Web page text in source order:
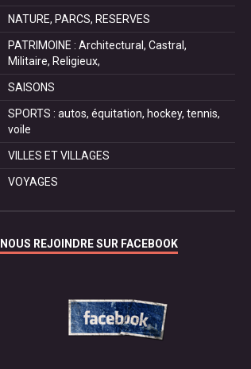
NATURE, PARCS, RESERVES
PATRIMOINE : Architectural, Castral,
Militaire, Religieux,
SAISONS
SPORTS : autos, équitation, hockey, tennis,
voile
VILLES ET VILLAGES
VOYAGES
NOUS REJOINDRE SUR FACEBOOK